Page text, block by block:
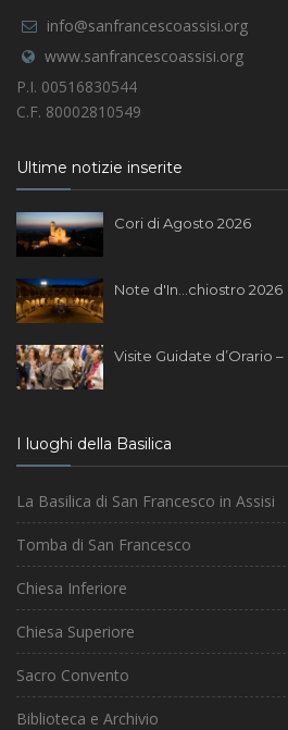
info@sanfrancescoassisi.org
www.sanfrancescoassisi.org
P.I. 00516830544
C.F. 80002810549
Ultime notizie inserite
Cori di Agosto 2026
Note d'In...chiostro 2026
Visite Guidate d’Orario
I luoghi della Basilica
La Basilica di San Francesco in Assisi
Tomba di San Francesco
Chiesa Inferiore
Chiesa Superiore
Sacro Convento
Biblioteca e Archivio